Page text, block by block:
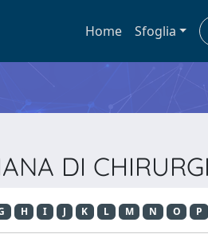
Home Sfoglia
DI
H I J K L M N O P